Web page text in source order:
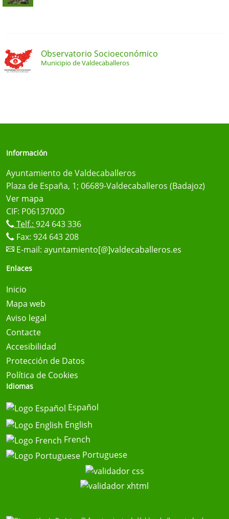
Observatorio Socioeconómico
Municipio de Valdecaballeros
Información
Ayuntamiento de Valdecaballeros
Plaza de España, 1; 06689-Valdecaballeros (Badajoz)
Ver mapa
CIF: P0613700D
Telf.: 924 643 336
Fax: 924 643 208
E-mail: ayuntamiento[@]valdecaballeros.es
Enlaces
Inicio
Mapa web
Aviso legal
Contacte
Accesibilidad
Protección de Datos
Política de Cookies
Idiomas
Español
English
French
Portuguese